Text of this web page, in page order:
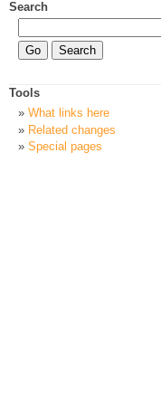
Search
Tools
What links here
Related changes
Special pages